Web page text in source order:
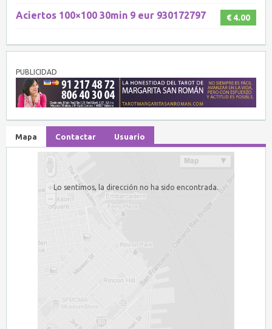
€ 4.00
Aciertos 100×100 30min 9 eur 930172797
PUBLICIDAD
Mapa Contactar Usuario
Lo sentimos, la dirección no ha sido encontrada.